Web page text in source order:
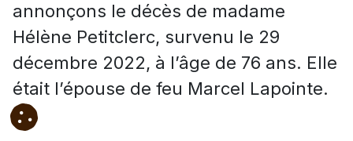
annonçons le décès de madame
Hélène Petitclerc, survenu le 29
décembre 2022, à l’âge de 76 ans. Elle
était l’épouse de feu Marcel Lapointe.